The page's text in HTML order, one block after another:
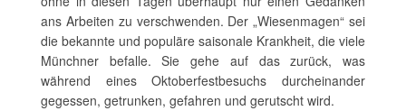
ans Arbeiten zu verschwenden. Der „Wiesenmagen“ sei
die bekannte und populäre saisonale Krankheit, die viele
Münchner befalle. Sie gehe auf das zurück, was
während eines Oktoberfestbesuchs durcheinander
gegessen, getrunken, gefahren und gerutscht wird.